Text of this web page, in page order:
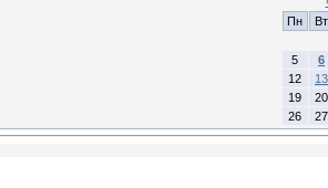
Пн
Вт
5
6
12
13
19
20
26
27